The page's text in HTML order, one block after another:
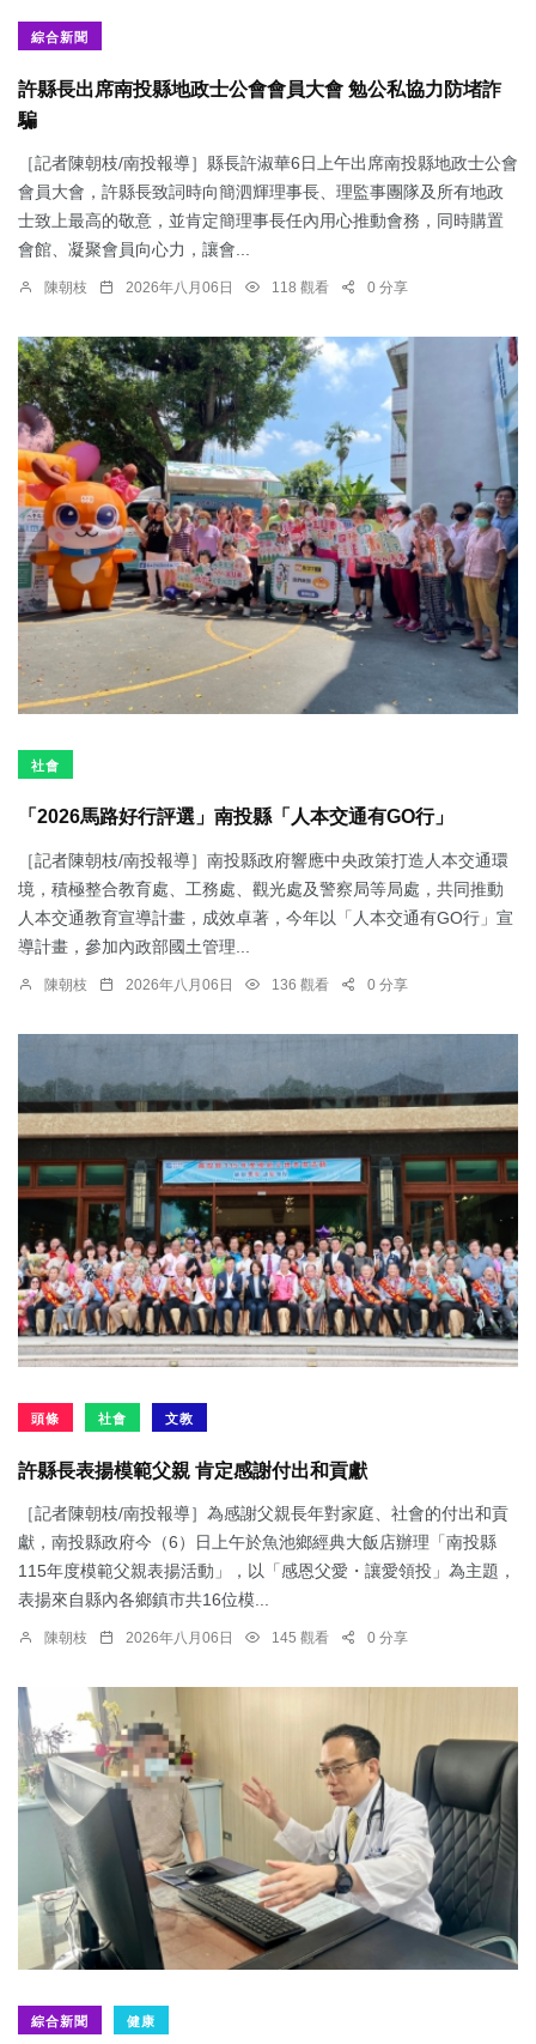
綜合新聞
許縣長出席南投縣地政士公會會員大會 勉公私協力防堵詐
騙
［記者陳朝枝/南投報導］縣長許淑華6日上午出席南投縣地政士公會
會員大會，許縣長致詞時向簡泗輝理事長、理監事團隊及所有地政
士致上最高的敬意，並肯定簡理事長任內用心推動會務，同時購置
會館、凝聚會員向心力，讓會...
陳朝枝 2026年八月06日 118 觀看 0 分享
社會
「2026馬路好行評選」南投縣「人本交通有GO行」
［記者陳朝枝/南投報導］南投縣政府響應中央政策打造人本交通環
境，積極整合教育處、工務處、觀光處及警察局等局處，共同推動
人本交通教育宣導計畫，成效卓著，今年以「人本交通有GO行」宣
導計畫，參加內政部國土管理...
陳朝枝 2026年八月06日 136 觀看 0 分享
頭條 社會 文教
許縣長表揚模範父親 肯定感謝付出和貢獻
［記者陳朝枝/南投報導］為感謝父親長年對家庭、社會的付出和貢
獻，南投縣政府今（6）日上午於魚池鄉經典大飯店辦理「南投縣
115年度模範父親表揚活動」，以「感恩父愛・讓愛領投」為主題，
表揚來自縣內各鄉鎮市共16位模...
陳朝枝 2026年八月06日 145 觀看 0 分享
綜合新聞 健康